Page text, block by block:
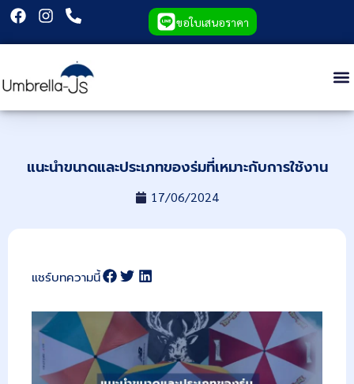
ขอใบเสนอราคา
แนะนำขนาดและประเภทของร่มที่เหมาะกับการใช้งาน
17/06/2024
แชร์บทความนี้